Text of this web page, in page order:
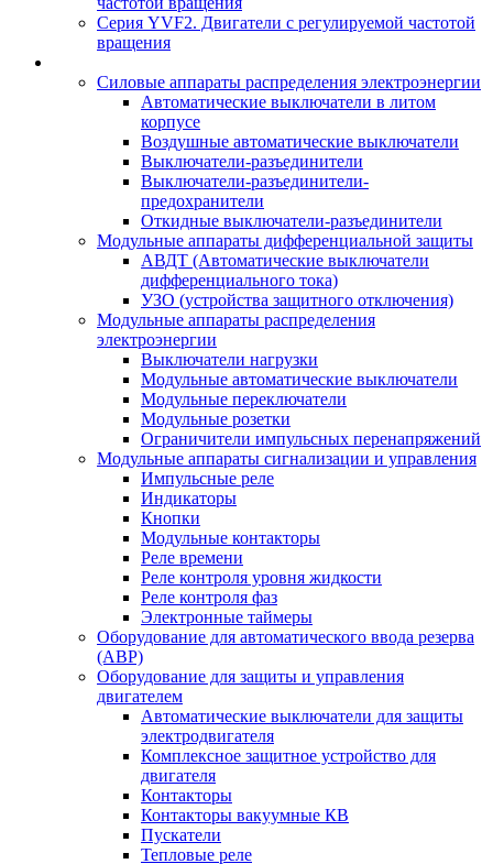
Серия YVF2. Двигатели с регулируемой частотой
вращения
Силовые аппараты распределения электроэнергии
Автоматические выключатели в литом
корпусе
Воздушные автоматические выключатели
Выключатели-разъединители
Выключатели-разъединители-
предохранители
Откидные выключатели-разъединители
Модульные аппараты дифференциальной защиты
АВДТ (Автоматические выключатели
дифференциального тока)
УЗО (устройства защитного отключения)
Модульные аппараты распределения
электроэнергии
Выключатели нагрузки
Модульные автоматические выключатели
Модульные переключатели
Модульные розетки
Ограничители импульсных перенапряжений
Модульные аппараты сигнализации и управления
Импульсные реле
Индикаторы
Кнопки
Модульные контакторы
Реле времени
Реле контроля уровня жидкости
Реле контроля фаз
Электронные таймеры
Оборудование для автоматического ввода резерва
(АВР)
Оборудование для защиты и управления
двигателем
Автоматические выключатели для защиты
электродвигателя
Комплексное защитное устройство для
двигателя
Контакторы
Контакторы вакуумные КВ
Пускатели
Тепловые реле